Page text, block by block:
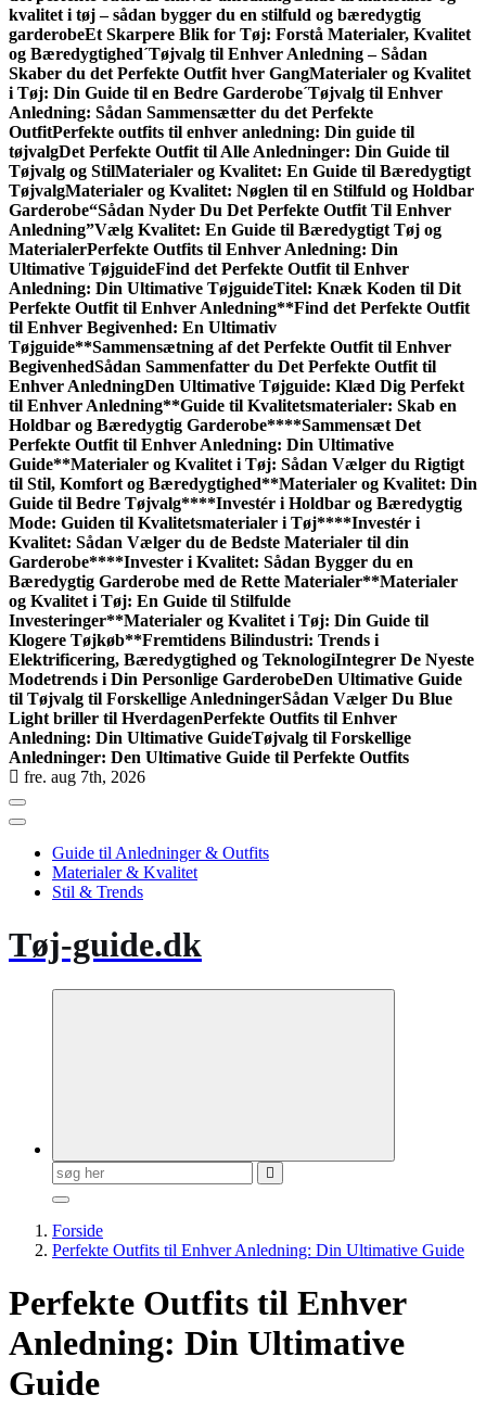
kvalitet i tøj – sådan bygger du en stilfuld og bæredygtig
garderobeEt Skarpere Blik for Tøj: Forstå Materialer, Kvalitet
og Bæredygtighed´Tøjvalg til Enhver Anledning – Sådan
Skaber du det Perfekte Outfit hver GangMaterialer og Kvalitet
i Tøj: Din Guide til en Bedre Garderobe´Tøjvalg til Enhver
Anledning: Sådan Sammen­sætter du det Perfekte
OutfitPerfekte outfits til enhver anledning: Din guide til
tøjvalgDet Perfekte Outfit til Alle Anledninger: Din Guide til
Tøjvalg og StilMaterialer og Kvalitet: En Guide til Bæredygtigt
TøjvalgMaterialer og Kvalitet: Nøglen til en Stilfuld og Holdbar
Garderobe“Sådan Nyder Du Det Perfekte Outfit Til Enhver
Anledning”Vælg Kvalitet: En Guide til Bæredygtigt Tøj og
MaterialerPerfekte Outfits til Enhver Anledning: Din
Ultimative TøjguideFind det Perfekte Outfit til Enhver
Anledning: Din Ultimative TøjguideTitel: Knæk Koden til Dit
Perfekte Outfit til Enhver Anledning**Find det Perfekte Outfit
til Enhver Begivenhed: En Ultimativ
Tøjguide**Sammensætning af det Perfekte Outfit til Enhver
BegivenhedSådan Sammenfatter du Det Perfekte Outfit til
Enhver AnledningDen Ultimative Tøjguide: Klæd Dig Perfekt
til Enhver Anledning**Guide til Kvalitetsmaterialer: Skab en
Holdbar og Bæredygtig Garderobe****Sammensæt Det
Perfekte Outfit til Enhver Anledning: Din Ultimative
Guide**Materialer og Kvalitet i Tøj: Sådan Vælger du Rigtigt
til Stil, Komfort og Bæredygtighed**Materialer og Kvalitet: Din
Guide til Bedre Tøjvalg****Investér i Holdbar og Bæredygtig
Mode: Guiden til Kvalitetsmaterialer i Tøj****Investér i
Kvalitet: Sådan Vælger du de Bedste Materialer til din
Garderobe****Invester i Kvalitet: Sådan Bygger du en
Bæredygtig Garderobe med de Rette Materialer**Materialer
og Kvalitet i Tøj: En Guide til Stilfulde
Investeringer**Materialer og Kvalitet i Tøj: Din Guide til
Klogere Tøjkøb**Fremtidens Bilindustri: Trends i
Elektrificering, Bæredygtighed og TeknologiIntegrer De Nyeste
Modetrends i Din Personlige GarderobeDen Ultimative Guide
til Tøjvalg til Forskellige AnledningerSådan Vælger Du Blue
Light briller til HverdagenPerfekte Outfits til Enhver
Anledning: Din Ultimative GuideTøjvalg til Forskellige
Anledninger: Den Ultimative Guide til Perfekte Outfits
fre. aug 7th, 2026
Guide til Anledninger & Outfits
Materialer & Kvalitet
Stil & Trends
Tøj-guide.dk
Søg
efter:
Forside
Perfekte Outfits til Enhver Anledning: Din Ultimative Guide
Perfekte Outfits til Enhver
Anledning: Din Ultimative
Guide